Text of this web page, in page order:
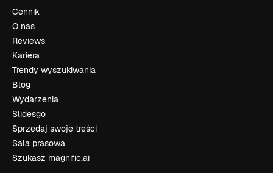
Cennik
O nas
Reviews
Kariera
Trendy wyszukiwania
Blog
Wydarzenia
Slidesgo
Sprzedaj swoje treści
Sala prasowa
Szukasz magnific.ai